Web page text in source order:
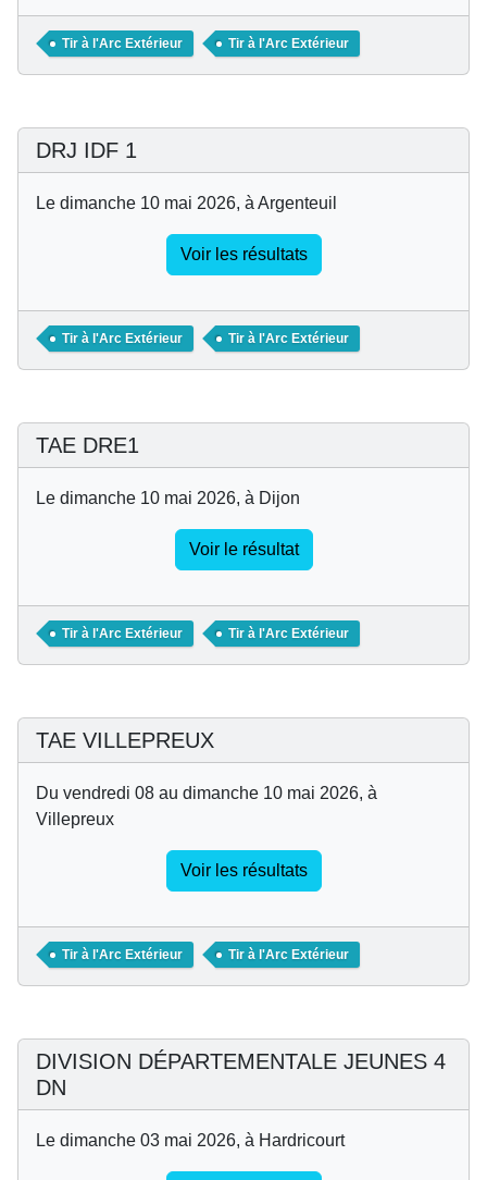
Tir à l'Arc Extérieur Tir à l'Arc Extérieur
DRJ IDF 1
Le dimanche 10 mai 2026, à Argenteuil
Voir les résultats
Tir à l'Arc Extérieur Tir à l'Arc Extérieur
TAE DRE1
Le dimanche 10 mai 2026, à Dijon
Voir le résultat
Tir à l'Arc Extérieur Tir à l'Arc Extérieur
TAE VILLEPREUX
Du vendredi 08 au dimanche 10 mai 2026, à
Villepreux
Voir les résultats
Tir à l'Arc Extérieur Tir à l'Arc Extérieur
DIVISION DÉPARTEMENTALE JEUNES 4
DN
Le dimanche 03 mai 2026, à Hardricourt